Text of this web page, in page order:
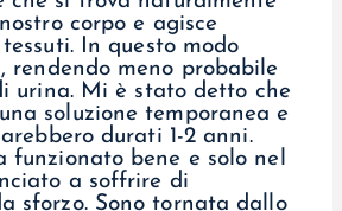
corpo e agisce
tessuti. In questo modo
rendendo meno probabile
urina. Mi è stato detto che
soluzione temporanea e
durati 1-2 anni.
funzionato bene e solo nel
a soffrire di
sforzo. Sono tornata dallo